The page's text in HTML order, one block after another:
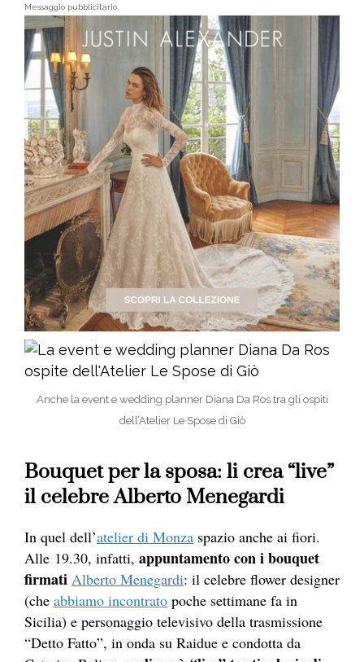
Messaggio pubblicitario
Anche la event e wedding planner Diana Da Ros tra gli ospiti
dell’Atelier Le Spose di Giò
Bouquet per la sposa: li crea “live”
il celebre Alberto Menegardi
In quel dell’atelier di Monza spazio anche ai fiori.
Alle 19.30, infatti, appuntamento con i bouquet
firmati Alberto Menegardi: il celebre flower designer
(che abbiamo incontrato poche settimane fa in
Sicilia) e personaggio televisivo della trasmissione
“Detto Fatto”, in onda su Raidue e condotta da